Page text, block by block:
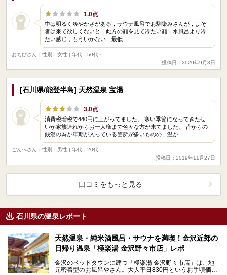
1.0点
中は明るく爽やかさがある，サウナ風呂でお馴染みさんが，よそ
者は来て欲しくないと，此方の顔を見て冷たい顔，水風呂より冷
たい感じ，もういかない 最低
おちびさん
| 性別：女性 | 年代：50代～
投稿日：2020年9月3日
[石川県/能登半島] 天然温泉 宝湯
3.0点
消費税増税で440円に上がってました。 寒い季節になってきたせ
いか家族連れからお一人様まで色々な方が来てました。 昔からの
銭湯の為か年期が入っている箇所が多いものの、温か…
ごんべさん
| 性別：男性 | 年代：20代
投稿日：2019年11月27日
口コミをもっと見る
石川県の温泉レポート
天然温泉・純米酒風呂・サウナを満喫！金沢近郊の
日帰り温泉「極楽湯 金沢野々市店」レポ
金沢のベッドタウンに建つ「極楽湯 金沢野々市店」は、地
元密着型のお風呂やさん。大人平日830円というお手頃価格